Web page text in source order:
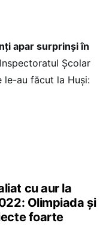
apar surprinși în
Școlar
le-au făcut la Huși:
cu aur la
Olimpiada şi
foarte